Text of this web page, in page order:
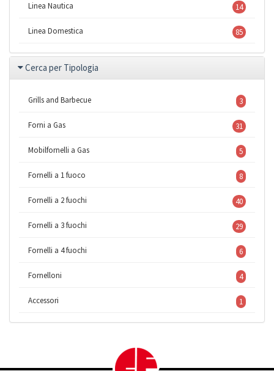
Linea Nautica 14
Linea Domestica 85
Cerca per Tipologia
Grills and Barbecue 3
Forni a Gas 31
Mobilfornelli a Gas 5
Fornelli a 1 fuoco 8
Fornelli a 2 fuochi 40
Fornelli a 3 fuochi 29
Fornelli a 4 fuochi 6
Fornelloni 4
Accessori 1